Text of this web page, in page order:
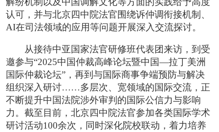
认可，并与北京四中院法官围绕诉仲调衔接机制、
AI在司法领域的应用等问题开展深入交流探讨。
从接待中亚国家法官研修班代表团来访，到受
邀参与“2025中国仲裁高峰论坛暨中国—拉丁美洲
国际仲裁论坛”，再到与国际商事争端预防与解决
组织深入研讨……多层次、宽领域的国际交流，正
不断提升中国法院涉外审判的国际公信力与影响
力。截至目前，北京四中院法官参加各类国际学术
研讨活动100余次，同时深化院校联动，着力培养